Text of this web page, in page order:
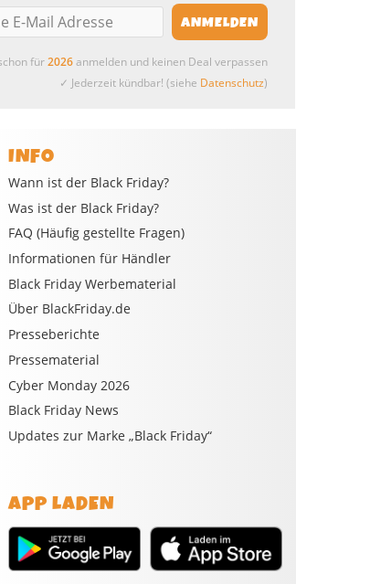
für2026anmelden und keinen Deal verpassen
✓ Jederzeit kündbar! (siehe Datenschutz)
INFO
Wann ist der Black Friday?
Was ist der Black Friday?
FAQ (Häufig gestellte Fragen)
Informationen für Händler
Black Friday Werbematerial
Über BlackFriday.de
Presseberichte
Pressematerial
Cyber Monday 2026
Black Friday News
Updates zur Marke „Black Friday“
APP LADEN